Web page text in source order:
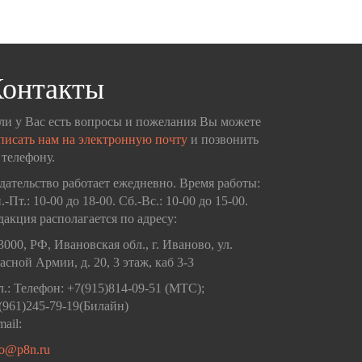
у Вас есть вопросы и пожелания Вы можете
нам на электронную почту и позвонить
работает ежедневно. Время работы:
Пт.: 10-00 до 18-00. Сб.-Вс.: 10-00 до 15-00.
располагается по адресу:
РФ, Ивановская обл., г. Иваново, ул.
Армии, д. 20, 3 этаж, каб 3-3
Телефон: +7(915)814-09-51 (МТС);
79-19(Билайн)